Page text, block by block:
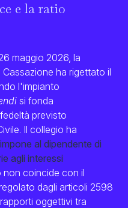
e la ratio
maggio 2026, la
ha rigettato il
l'impianto
si fonda
previsto
Il collegio ha
al dipendente di
agli interessi
non coincide con il
dagli articoli 2598
oggettivi tra